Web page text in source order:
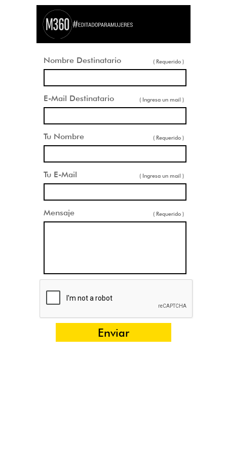
Nombre Destinatario ( Requerido )
E-Mail Destinatario ( Ingresa un mail )
Tu Nombre ( Requerido )
Tu E-Mail ( Ingresa un mail )
Mensaje ( Requerido )